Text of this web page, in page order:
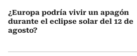
¿Europa podría vivir un apagón
durante el eclipse solar del 12 de
agosto?